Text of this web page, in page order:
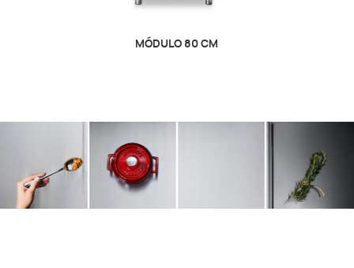
MÓDULO 80 CM